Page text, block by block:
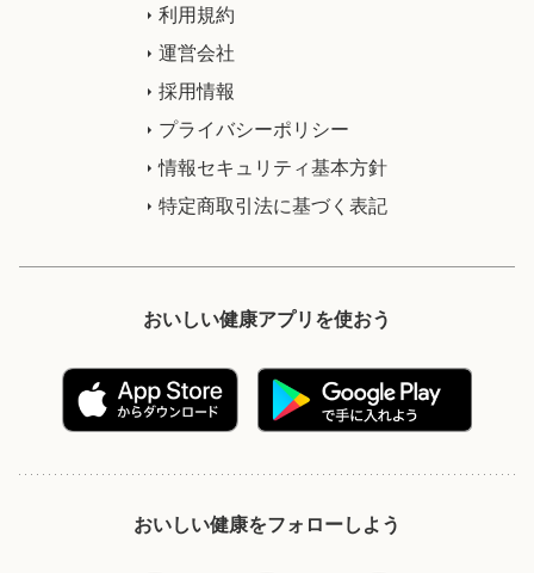
利用規約
運営会社
採用情報
プライバシーポリシー
情報セキュリティ基本方針
特定商取引法に基づく表記
おいしい健康アプリを使おう
おいしい健康をフォローしよう